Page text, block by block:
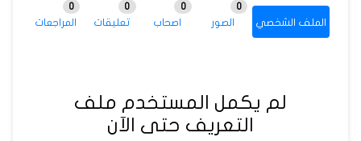
الملف الشخصي الصور
0
اصحاب
0
تعليقات
0
المراجعات
0
لم يكمل المستخدم ملف
التعريف حتى الآن